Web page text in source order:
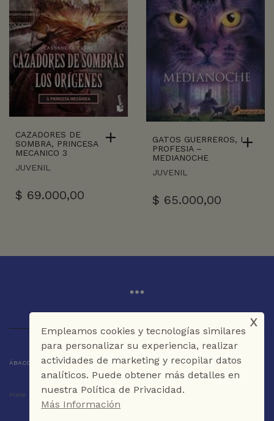
CAZADORES DE
SOMBRA, PRINCESA
MECANICO 3
JUVENIL
$ 69.000,00
GATOS GUERREROS, I
PROFESIA –
MEDIANOCHE
JUVENIL
$ 65.000,00
ÁBACO LIBROS Y CAFÉ © 2025 CARTAGENA DE INDIAS - COLOMBIA
Inicio Tienda La Librería Galería Café Contáctenos
Empleamos cookies y tecnologías similares
para personalizar su experiencia, realizar
actividades de marketing y recopilar datos
analíticos. Puede obtener más detalles en
nuestra Política de Privacidad.
Más Información
x